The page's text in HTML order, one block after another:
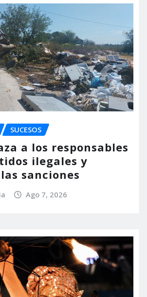
SUCESOS
a los responsables
ilegales y
sanciones
Ago 7, 2026